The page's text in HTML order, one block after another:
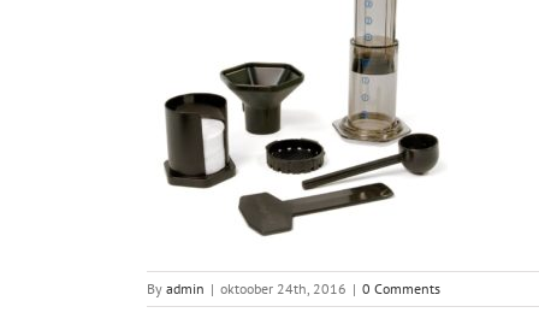
By admin | oktoober 24th, 2016 | 0 Comments